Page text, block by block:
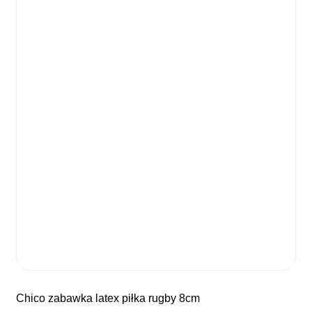
chico zabawka latex piłka rugby 8cm